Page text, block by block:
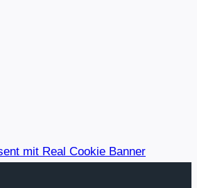
mit Real Cookie Banner